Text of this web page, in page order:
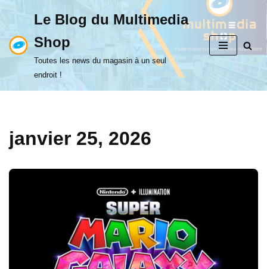
au
contenu
Le Blog du Multimedia
Shop
Toutes les news du magasin à un seul
endroit !
janvier 25, 2026